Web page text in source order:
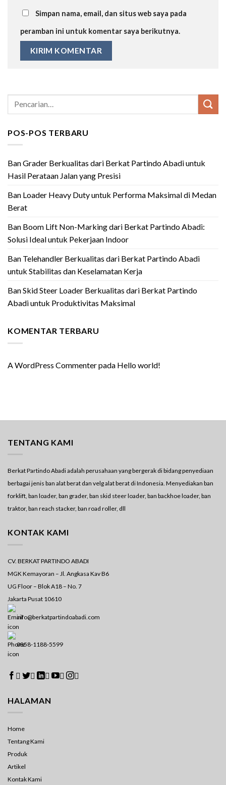
Simpan nama, email, dan situs web saya pada
peramban ini untuk komentar saya berikutnya.
POS-POS TERBARU
Ban Grader Berkualitas dari Berkat Partindo Abadi untuk
Hasil Perataan Jalan yang Presisi
Ban Loader Heavy Duty untuk Performa Maksimal di Medan
Berat
Ban Boom Lift Non-Marking dari Berkat Partindo Abadi:
Solusi Ideal untuk Pekerjaan Indoor
Ban Telehandler Berkualitas dari Berkat Partindo Abadi
untuk Stabilitas dan Keselamatan Kerja
Ban Skid Steer Loader Berkualitas dari Berkat Partindo
Abadi untuk Produktivitas Maksimal
KOMENTAR TERBARU
A WordPress Commenterpada Hello world!
TENTANG KAMI
Berkat Partindo Abadi adalah perusahaan yang bergerak di bidang penyediaan
berbagai jenis ban alat berat dan velg alat berat di Indonesia. Menyediakan ban
forklift, ban loader, ban grader, ban skid steer loader, ban backhoe loader, ban
traktor, ban reach stacker, ban road roller, dll
KONTAK KAMI
CV. BERKAT PARTINDO ABADI
MGK Kemayoran – Jl. Angkasa Kav B6
UG Floor – Blok A18 – No. 7
Jakarta Pusat 10610
info@berkatpartindoabadi.com
0858-1188-5599
    
HALAMAN
Home
Tentang Kami
Produk
Artikel
Kontak Kami